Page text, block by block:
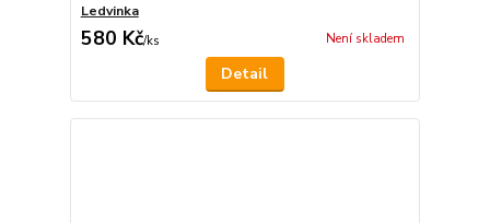
Ledvinka
580 Kč/ks Není skladem
Detail